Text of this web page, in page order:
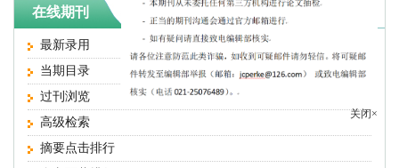
关闭×
在线期刊
最新录用
当期目录
过刊浏览
高级检索
摘要点击排行